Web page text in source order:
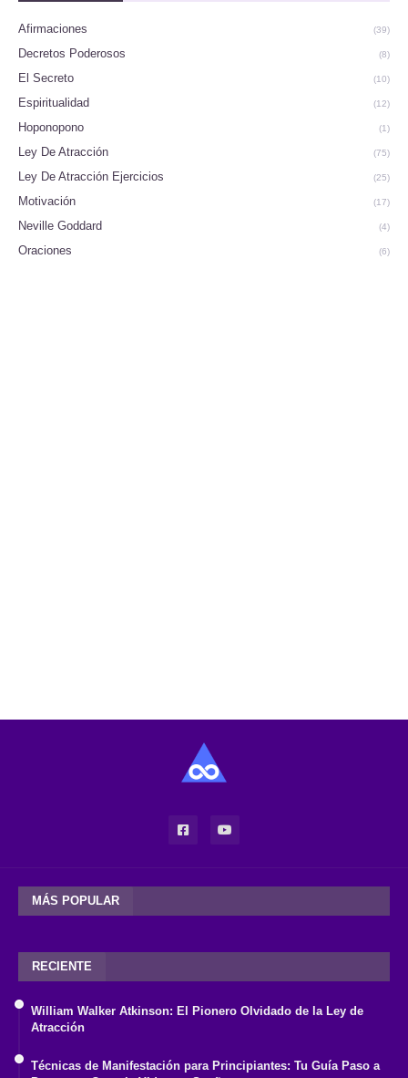
Afirmaciones (39)
Decretos Poderosos (8)
El Secreto (10)
Espiritualidad (12)
Hoponopono (1)
Ley De Atracción (75)
Ley De Atracción Ejercicios (25)
Motivación (17)
Neville Goddard (4)
Oraciones (6)
MÁS POPULAR
RECIENTE
William Walker Atkinson: El Pionero Olvidado de la Ley de
Atracción
Técnicas de Manifestación para Principiantes: Tu Guía Paso a